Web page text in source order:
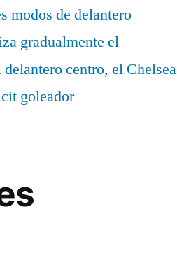
modos de delantero
gradualmente el
centro, el Chelsea
goleador